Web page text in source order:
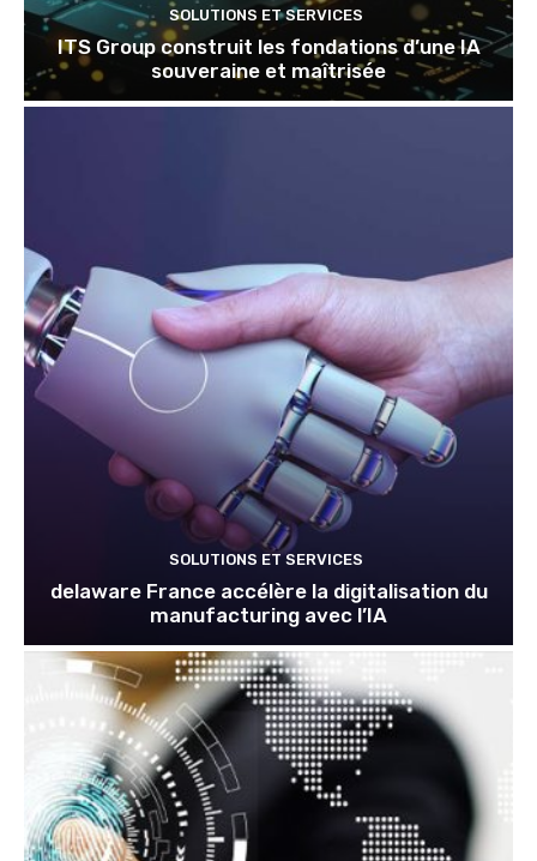
SOLUTIONS ET SERVICES
ITS Group construit les fondations d’une IA
souveraine et maîtrisée
SOLUTIONS ET SERVICES
delaware France accélère la digitalisation du
manufacturing avec l’IA